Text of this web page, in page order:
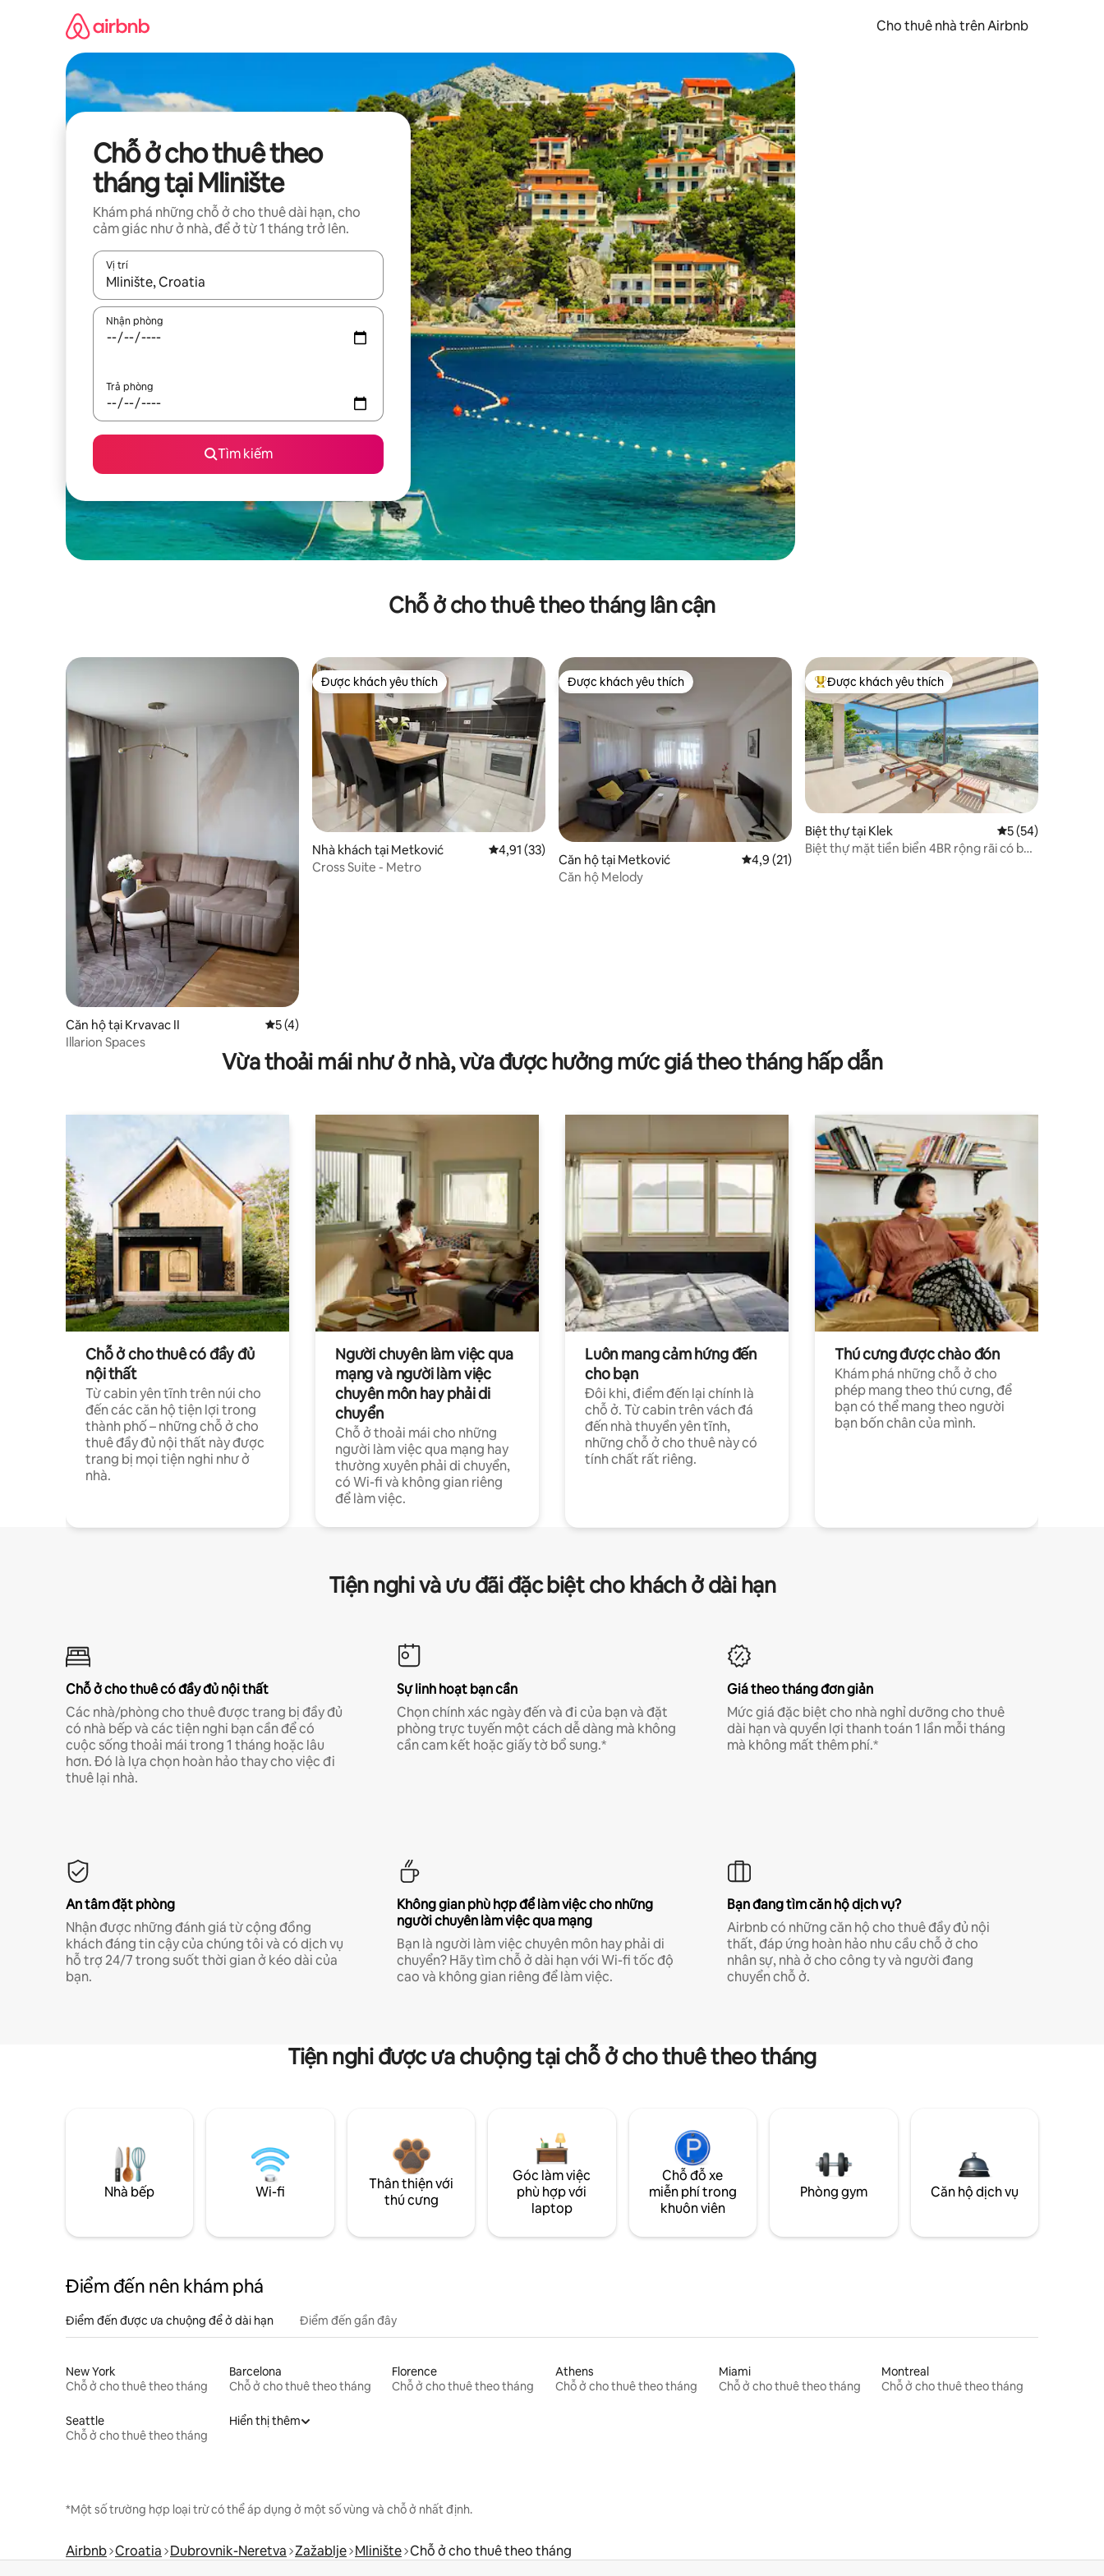
Cho thuê nhà trên Airbnb
Chỗ ở cho thuê theo
tháng tại Mlinište
Khám phá những chỗ ở cho thuê dài hạn, cho
cảm giác như ở nhà, để ở từ 1 tháng trở lên.
Vị trí
Khi có kết quả, hãy điều hướng bằng phím mũi tên lên và xuống hoặc khám phá bằng các thao tác chạm hoặc vuốt.
Nhận phòng
Trả phòng
Tìm kiếm
Chỗ ở cho thuê theo tháng lân cận
Căn hộ tại Krvavac II Xếp hạng trung bình 5/5, 4 đánh giá
5 (4)
Illarion Spaces
Được khách yêu thích
Được khách yêu thích
Nhà khách tại Metković Xếp hạng trung bình 4,91/5, 33 đánh giá
4,91 (33)
Cross Suite - Metro
Được khách yêu thích
Được khách yêu thích
Căn hộ tại Metković Xếp hạng trung bình 4,9/5, 21 đánh giá
4,9 (21)
Căn hộ Melody
Được khách yêu thích nhất
Được khách yêu thích
Biệt thự tại Klek Xếp hạng trung
5 (54)
Biệt thự mặt tiền biển 4BR rộng rãi có bãi
Vừa thoải mái như ở nhà, vừa được hưởng mức giá theo tháng hấp dẫn
Chỗ ở cho thuê có đầy đủ
nội thất
Từ cabin yên tĩnh trên núi cho
đến các căn hộ tiện lợi trong
thành phố – những chỗ ở cho
thuê đầy đủ nội thất này được
trang bị mọi tiện nghi như ở
nhà.
Người chuyên làm việc qua
mạng và người làm việc
chuyên môn hay phải di
chuyển
Chỗ ở thoải mái cho những
người làm việc qua mạng hay
thường xuyên phải di chuyển,
có Wi-fi và không gian riêng
để làm việc.
Luôn mang cảm hứng đến
cho bạn
Đôi khi, điểm đến lại chính là
chỗ ở. Từ cabin trên vách đá
đến nhà thuyền yên tĩnh,
những chỗ ở cho thuê này có
tính chất rất riêng.
Thú cưng được chào đón
Khám phá những chỗ ở cho
phép mang theo thú cưng, để
bạn có thể mang theo người
bạn bốn chân của mình.
Tiện nghi và ưu đãi đặc biệt cho khách ở dài hạn
Chỗ ở cho thuê có đầy đủ nội thất
Các nhà/phòng cho thuê được trang bị đầy đủ
có nhà bếp và các tiện nghi bạn cần để có
cuộc sống thoải mái trong 1 tháng hoặc lâu
hơn. Đó là lựa chọn hoàn hảo thay cho việc đi
thuê lại nhà.
Sự linh hoạt bạn cần
Chọn chính xác ngày đến và đi của bạn và đặt
phòng trực tuyến một cách dễ dàng mà không
cần cam kết hoặc giấy tờ bổ sung.*
Giá theo tháng đơn giản
Mức giá đặc biệt cho nhà nghỉ dưỡng cho thuê
dài hạn và quyền lợi thanh toán 1 lần mỗi tháng
mà không mất thêm phí.*
An tâm đặt phòng
Nhận được những đánh giá từ cộng đồng
khách đáng tin cậy của chúng tôi và có dịch vụ
hỗ trợ 24/7 trong suốt thời gian ở kéo dài của
bạn.
Không gian phù hợp để làm việc cho những
người chuyên làm việc qua mạng
Bạn là người làm việc chuyên môn hay phải di
chuyển? Hãy tìm chỗ ở dài hạn với Wi-fi tốc độ
cao và không gian riêng để làm việc.
Bạn đang tìm căn hộ dịch vụ?
Airbnb có những căn hộ cho thuê đầy đủ nội
thất, đáp ứng hoàn hảo nhu cầu chỗ ở cho
nhân sự, nhà ở cho công ty và người đang
chuyển chỗ ở.
Tiện nghi được ưa chuộng tại chỗ ở cho thuê theo tháng
Nhà bếp Wi-fi
Thân thiện với
thú cưng
Góc làm việc
phù hợp với
laptop
Chỗ đỗ xe
miễn phí trong
khuôn viên
Phòng gym Căn hộ dịch vụ
Điểm đến nên khám phá
Điểm đến được ưa chuộng để ở dài hạn Điểm đến gần đây
New York
Chỗ ở cho thuê theo tháng
Barcelona
Chỗ ở cho thuê theo tháng
Florence
Chỗ ở cho thuê theo tháng
Athens
Chỗ ở cho thuê theo tháng
Miami
Chỗ ở cho thuê theo tháng
Montreal
Chỗ ở cho thuê theo tháng
Seattle
Chỗ ở cho thuê theo tháng
Hiển thị thêm
*Một số trường hợp loại trừ có thể áp dụng ở một số vùng và chỗ ở nhất định.
Airbnb Croatia Dubrovnik-Neretva Zažablje Mlinište Chỗ ở cho thuê theo tháng